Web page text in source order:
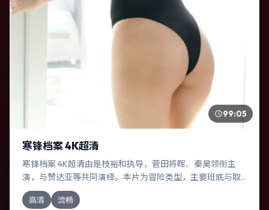
99:05
寒锋档案 4K超清
寒锋档案 4K超清由是枝裕和执导，菅田将晖、秦昊领衔主
演，与赞达亚等共同演绎。本片为冒险类型，主要班底与取
景来自加拿大。失散多年的兄妹在边境小镇意外重逢。影片
整体气质浓烈，节奏紧凑，人物动机清晰，适合喜欢强情节
高清 流畅